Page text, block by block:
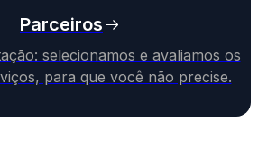
Parceiros
selecionamos e avaliamos os
para que você não precise.